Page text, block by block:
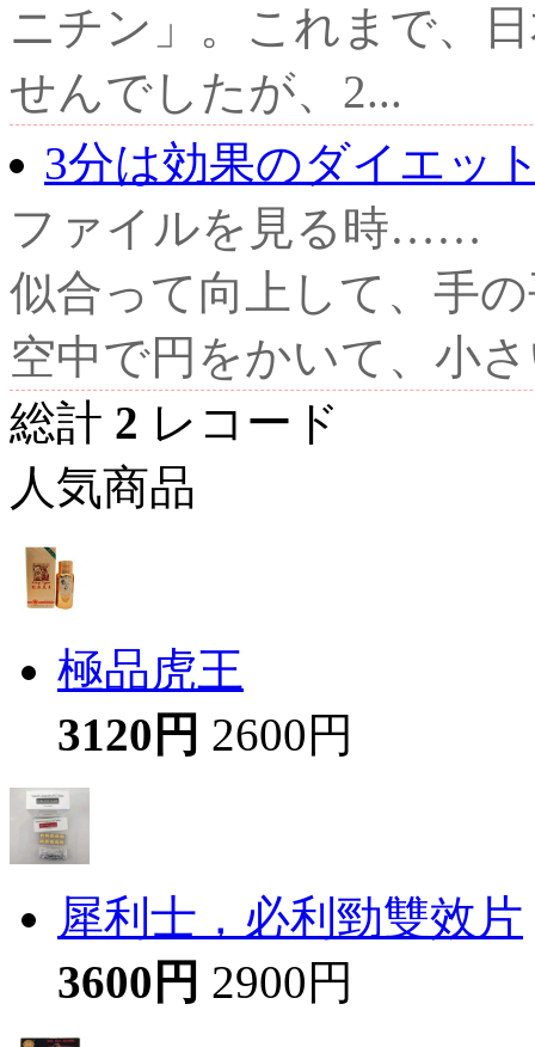
ニチン」。これまで、
せんでしたが、2...
3分は効果のダイエッ
ファイルを見る時……
似合って向上して、手
空中で円をかいて、小
総計 2 レコード
人気商品
極品虎王
3120円 2600円
犀利士，必利勁雙效片
3600円 2900円